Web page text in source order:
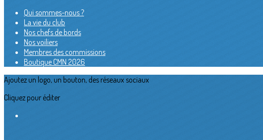
Qui sommes-nous ?
La vie du club
Nos chefs de bords
Nos voiliers
Membres des commissions
Boutique CMN 2026
Ajoutez un logo, un bouton, des réseaux sociaux
Cliquez pour éditer